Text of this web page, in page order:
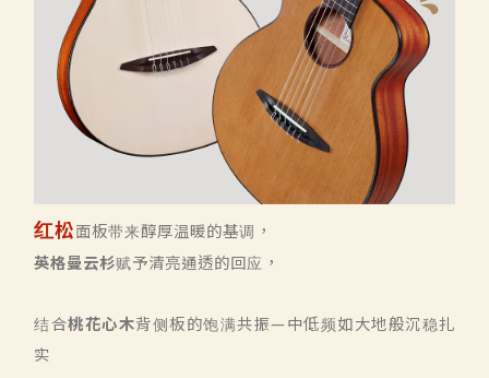
红松面板带来醇厚温暖的基调，
英格曼云杉赋予清亮通透的回应，
结合桃花心木背侧板的饱满共振—中低频如大地般沉稳扎
实